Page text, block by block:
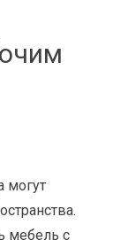
могут
мебель с